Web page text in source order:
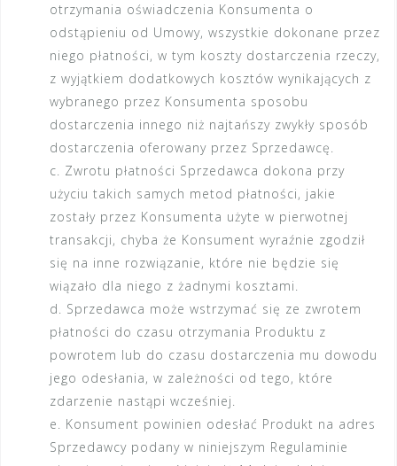
otrzymania oświadczenia Konsumenta o
odstąpieniu od Umowy, wszystkie dokonane przez
niego płatności, w tym koszty dostarczenia rzeczy,
z wyjątkiem dodatkowych kosztów wynikających z
wybranego przez Konsumenta sposobu
dostarczenia innego niż najtańszy zwykły sposób
dostarczenia oferowany przez Sprzedawcę.
c. Zwrotu płatności Sprzedawca dokona przy
użyciu takich samych metod płatności, jakie
zostały przez Konsumenta użyte w pierwotnej
transakcji, chyba że Konsument wyraźnie zgodził
się na inne rozwiązanie, które nie będzie się
wiązało dla niego z żadnymi kosztami.
d. Sprzedawca może wstrzymać się ze zwrotem
płatności do czasu otrzymania Produktu z
powrotem lub do czasu dostarczenia mu dowodu
jego odesłania, w zależności od tego, które
zdarzenie nastąpi wcześniej.
e. Konsument powinien odesłać Produkt na adres
Sprzedawcy podany w niniejszym Regulaminie